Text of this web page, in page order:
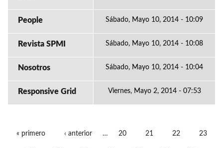
People Sábado, Mayo 10, 2014 - 10:09
Revista SPMI Sábado, Mayo 10, 2014 - 10:08
Nosotros Sábado, Mayo 10, 2014 - 10:04
Responsive Grid Viernes, Mayo 2, 2014 - 07:53
« primero ‹ anterior … 20 21 22 23